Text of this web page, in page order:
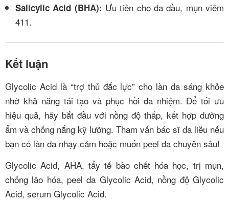
Salicylic Acid (BHA): Ưu tiên cho da dầu, mụn viêm
411.
Kết luận
Glycolic Acid là “trợ thủ đắc lực” cho làn da sáng khỏe
nhờ khả năng tái tạo và phục hồi đa nhiệm. Để tối ưu
hiệu quả, hãy bắt đầu với nồng độ thấp, kết hợp dưỡng
ẩm và chống nắng kỹ lưỡng. Tham vấn bác sĩ da liễu nếu
bạn có làn da nhạy cảm hoặc muốn peel da chuyên sâu!
Glycolic Acid, AHA, tẩy tế bào chết hóa học, trị mụn,
chống lão hóa, peel da Glycolic Acid, nồng độ Glycolic
Acid, serum Glycolic Acid.